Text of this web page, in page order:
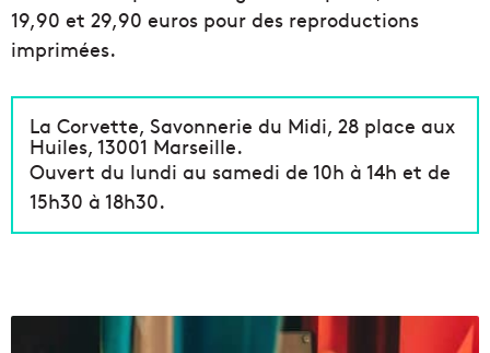
19,90 et 29,90 euros pour des reproductions
imprimées.
La Corvette, Savonnerie du Midi, 28 place aux
Huiles, 13001 Marseille.
Ouvert du lundi au samedi de 10h à 14h et de
15h30 à 18h30.